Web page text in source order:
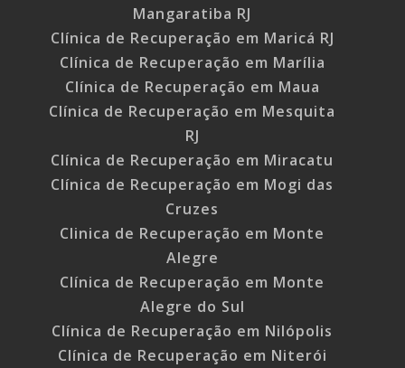
Mangaratiba RJ
Clínica de Recuperação em Maricá RJ
Clínica de Recuperação em Marília
Clínica de Recuperação em Maua
Clínica de Recuperação em Mesquita
RJ
Clínica de Recuperação em Miracatu
Clínica de Recuperação em Mogi das
Cruzes
Clinica de Recuperação em Monte
Alegre
Clínica de Recuperação em Monte
Alegre do Sul
Clínica de Recuperação em Nilópolis
Clínica de Recuperação em Niterói